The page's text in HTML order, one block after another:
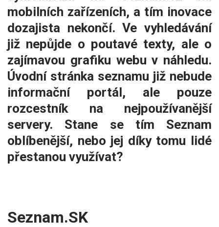
mobilních zařízeních, a tím inovace
dozajista nekončí. Ve vyhledávání
již nepůjde o poutavé texty, ale o
zajímavou grafiku webu v náhledu.
Úvodní stránka seznamu již nebude
informační portál, ale pouze
rozcestník na nejpoužívanější
servery. Stane se tím Seznam
oblíbenější, nebo jej díky tomu lidé
přestanou využívat?
Seznam.SK